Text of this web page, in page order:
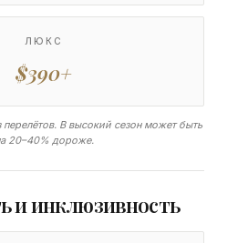
ЛЮКС
$390+
перелётов. В высокий сезон может быть
20–40% дороже.
и инклюзивность